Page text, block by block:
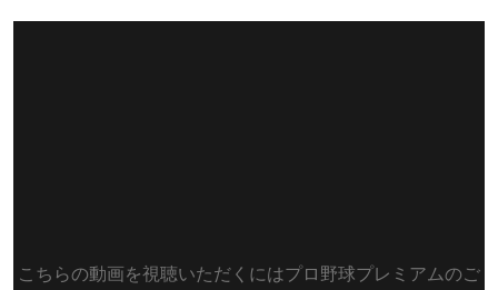
こちらの動画を視聴いただくにはプロ野球プレミアムのご